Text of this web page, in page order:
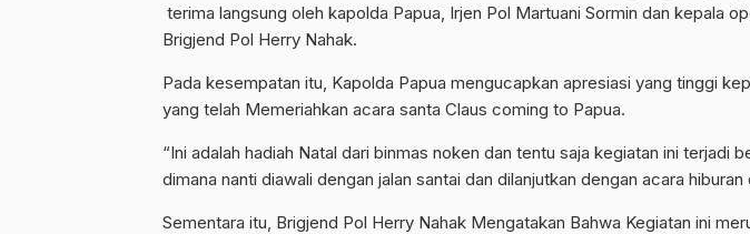
terima langsung oleh kapolda Papua, Irjen Pol Martuani Sormin dan kepala
Brigjend Pol Herry Nahak.
Pada kesempatan itu, Kapolda Papua mengucapkan apresiasi yang tinggi
yang telah Memeriahkan acara santa Claus coming to Papua.
“Ini adalah hadiah Natal dari binmas noken dan tentu saja kegiatan ini terjadi
dimana nanti diawali dengan jalan santai dan dilanjutkan dengan acara
Sementara itu, Brigjend Pol Herry Nahak Mengatakan Bahwa Kegiatan ini